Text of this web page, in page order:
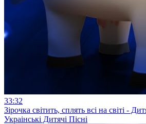
33:32
Зірочка світить, сплять всі на світі -
Украiнські Дитячі Пісні